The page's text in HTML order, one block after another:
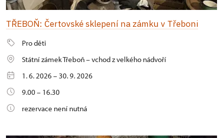
TŘEBOŇ: Čertovské sklepení na zámku v Třeboni
Pro děti
Státní zámek Třeboň – vchod z velkého nádvoří
1. 6. 2026 – 30. 9. 2026
9.00 – 16.30
rezervace není nutná